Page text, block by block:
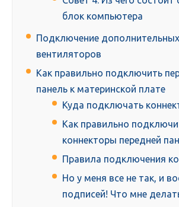
блок компьютера
Подключение дополнительных
вентиляторов
Как правильно подключить
панель к материнской плате
Куда подключать
Как правильно
коннекторы передней
Правила подключения
Но у меня все не так, и
подписей! Что мне